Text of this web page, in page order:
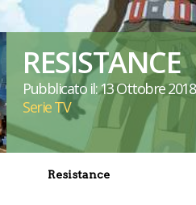
RESISTANCE
Pubblicato il: 13 Ottobre 2018
Serie TV
Resistance